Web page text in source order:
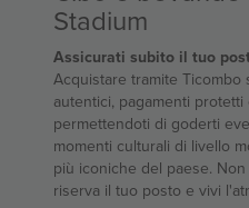
Stadium
Assicurati subito il tuo
Acquistare tramite
autentici, pagamenti
permettendoti di goderti
momenti culturali di livello
più iconiche del paese.
riserva il tuo posto e vivi